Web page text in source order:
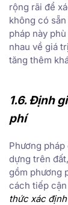
rộng rãi để
không có
pháp này
nhau về giá
tăng thêm
1.6. Định
phí
Phương
dựng trên
gồm phương
cách tiếp
thức xác